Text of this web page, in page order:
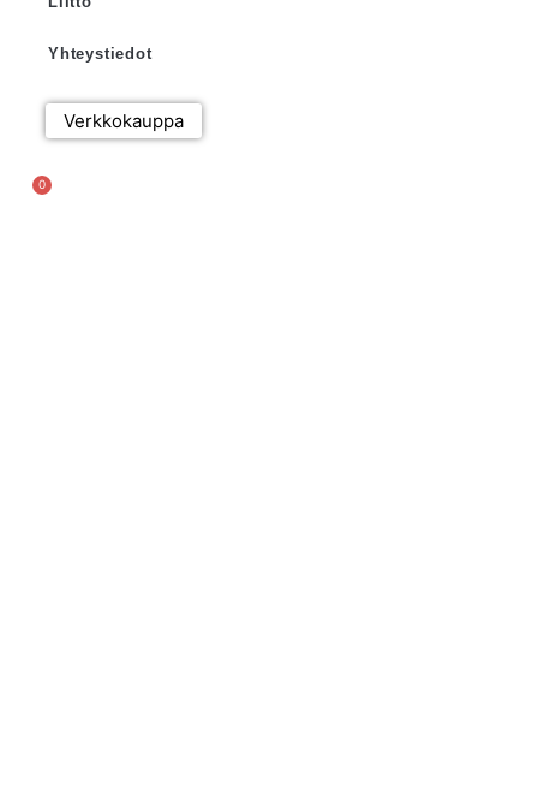
Yhteystiedot
Verkkokauppa
0